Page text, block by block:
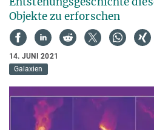
Objekte zu erforschen
14. JUNI 2021
Galaxien